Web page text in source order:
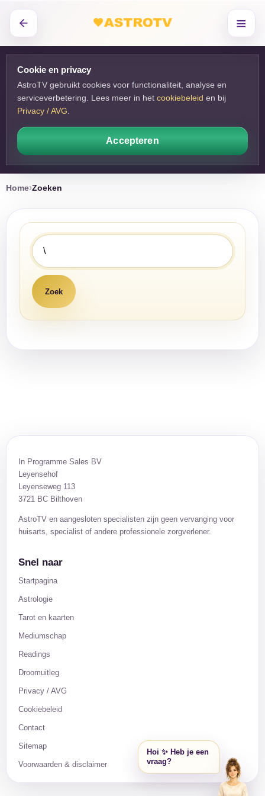
≡
Cookie en privacy
AstroTV gebruikt cookies voor functionaliteit, analyse en
serviceverbetering. Lees meer in het cookiebeleid en bij
Privacy / AVG
Accepteren
Home Zoeken
In Programme Sales BV
Leyensehof
Leyenseweg 113
3721 BC Bilthoven
AstroTV en aangesloten specialisten zijn geen vervanging voor
huisarts, specialist of andere professionele zorgverlener.
Snel naar
Startpagina
Astrologie
Tarot en kaarten
Mediumschap
Readings
Droomuitleg
Privacy / AVG
Cookiebeleid
Contact
Sitemap
Voorwaarden & disclaimer
Hoi ✨ Heb je een
vraag?